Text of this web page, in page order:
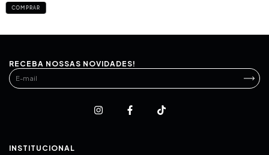
COMPRAR
RECEBA NOSSAS NOVIDADES!
INSTITUCIONAL